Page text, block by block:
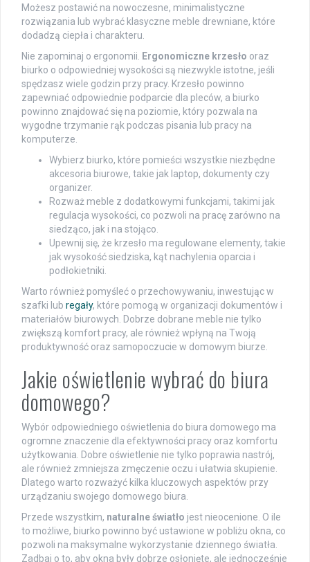
Możesz postawić na nowoczesne, minimalistyczne
rozwiązania lub wybrać klasyczne meble drewniane, które
dodadzą ciepła i charakteru.
Nie zapominaj o ergonomii. Ergonomiczne krzesło oraz
biurko o odpowiedniej wysokości są niezwykle istotne, jeśli
spędzasz wiele godzin przy pracy. Krzesło powinno
zapewniać odpowiednie podparcie dla pleców, a biurko
powinno znajdować się na poziomie, który pozwala na
wygodne trzymanie rąk podczas pisania lub pracy na
komputerze.
Wybierz biurko, które pomieści wszystkie niezbędne
akcesoria biurowe, takie jak laptop, dokumenty czy
organizer.
Rozważ meble z dodatkowymi funkcjami, takimi jak
regulacja wysokości, co pozwoli na pracę zarówno na
siedząco, jak i na stojąco.
Upewnij się, że krzesło ma regulowane elementy, takie
jak wysokość siedziska, kąt nachylenia oparcia i
podłokietniki.
Warto również pomyśleć o przechowywaniu, inwestując w
szafki lub regały, które pomogą w organizacji dokumentów i
materiałów biurowych. Dobrze dobrane meble nie tylko
zwiększą komfort pracy, ale również wpłyną na Twoją
produktywność oraz samopoczucie w domowym biurze.
Jakie oświetlenie wybrać do biura
domowego?
Wybór odpowiedniego oświetlenia do biura domowego ma
ogromne znaczenie dla efektywności pracy oraz komfortu
użytkowania. Dobre oświetlenie nie tylko poprawia nastrój,
ale również zmniejsza zmęczenie oczu i ułatwia skupienie.
Dlatego warto rozważyć kilka kluczowych aspektów przy
urządzaniu swojego domowego biura.
Przede wszystkim, naturalne światło jest nieocenione. O ile
to możliwe, biurko powinno być ustawione w pobliżu okna, co
pozwoli na maksymalne wykorzystanie dziennego światła.
Zadbaj o to, aby okna były dobrze osłonięte, ale jednocześnie